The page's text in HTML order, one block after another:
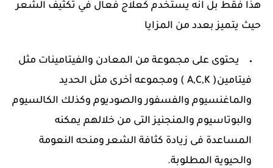
هذا فقط بل انه يستخدم كعلاج فعال في تكثيف الشعر
حيث يتميز بعدد من المزايا
يحتوى على مجموعة من المعادن والفيتامينات مثل
فيتامين( A,C,K ) ومجموعه أخرى مثل الحديد
والماغنسيوم والفسفور والصوديوم وكذلك الكالسيوم
والبوتاسيوم والمنجنيز التى من خلالهم يمكنه
المساعدة فى زيادة كثافة الشعر ومنحه النعومة
والحيوية المطلوبة.